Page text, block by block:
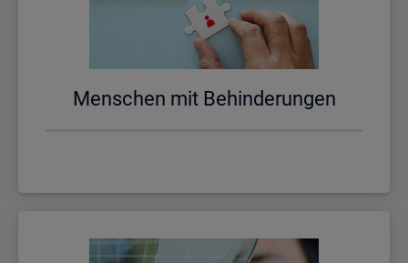
Men­schen mit Be­hin­de­run­gen